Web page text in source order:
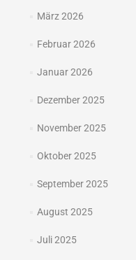
März 2026
Februar 2026
Januar 2026
Dezember 2025
November 2025
Oktober 2025
September 2025
August 2025
Juli 2025